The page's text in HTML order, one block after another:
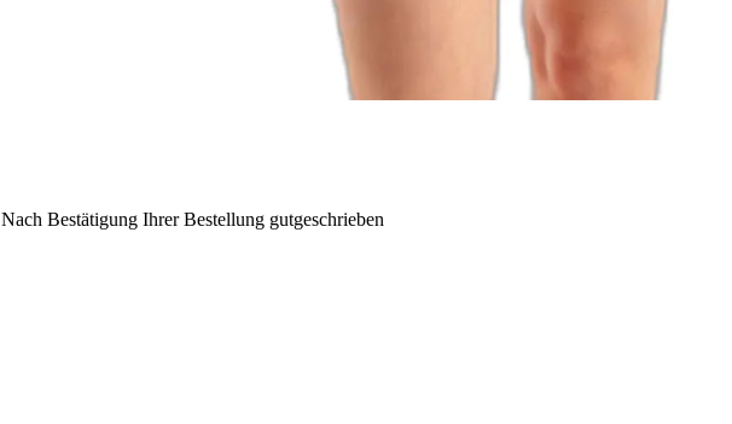
Nach Bestätigung Ihrer Bestellung gutgeschrieben